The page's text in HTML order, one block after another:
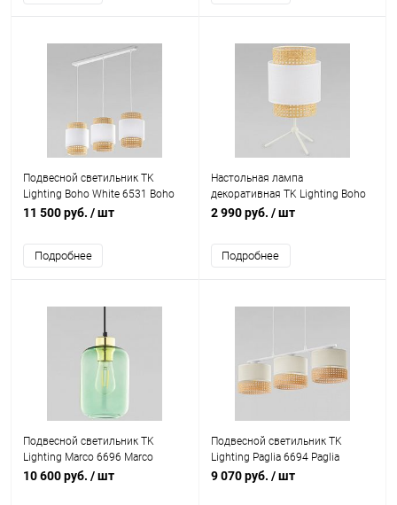
Подвесной светильник TK
Lighting Boho White 6531 Boho
White
11 500 руб. / шт
Подробнее
Настольная лампа
декоративная TK Lighting Boho
White 6565 Boho White
2 990 руб. / шт
Подробнее
Подвесной светильник TK
Lighting Marco 6696 Marco
10 600 руб. / шт
Подвесной светильник TK
Lighting Paglia 6694 Paglia
9 070 руб. / шт